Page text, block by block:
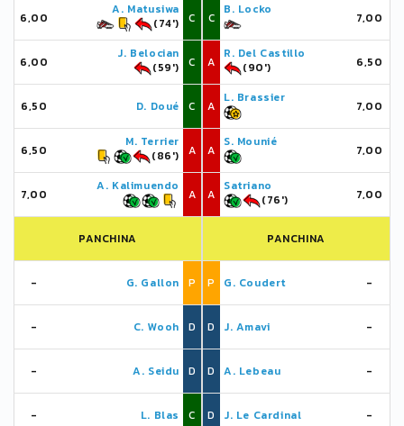
6,00
A. Matusiwa
(74')
C
6,00
J. Belocian
(59')
C
6,50 D. Doué C
6,50
M. Terrier
(86')
A
7,00
A. Kalimuendo
A
PANCHINA
- G. Gallon P
- C. Wooh D
- A. Seidu D
- L. Blas C
C
B. Locko
7,00
A
R. Del Castillo
(90')
6,50
A
L. Brassier
7,00
A
S. Mounié
7,00
A
Satriano
(76')
7,00
PANCHINA
P G. Coudert -
D J. Amavi -
D A. Lebeau -
D J. Le Cardinal -